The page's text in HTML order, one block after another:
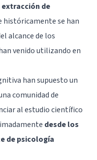
de
históricamente se han
alcance de los
venido utilizando en
han supuesto un
comunidad de
al estudio científico
desde los
de psicología